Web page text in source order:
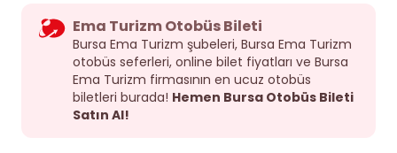
Ema Turizm Otobüs Bileti
Bursa Ema Turizm şubeleri, Bursa Ema Turizm
otobüs seferleri, online bilet fiyatları ve Bursa
Ema Turizm firmasının en ucuz otobüs
biletleri burada! Hemen Bursa Otobüs Bileti
Satın Al!